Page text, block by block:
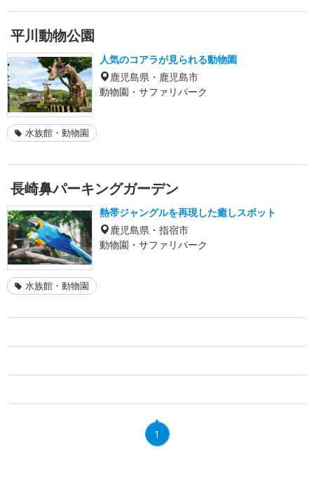
平川動物公園
人気のコアラが見られる動物園
鹿児島県・鹿児島市
動物園・サファリパーク
水族館・動物園
長崎鼻パーキングガーデン
熱帯ジャングルを再現した癒しスポット
鹿児島県・指宿市
動物園・サファリパーク
水族館・動物園
1